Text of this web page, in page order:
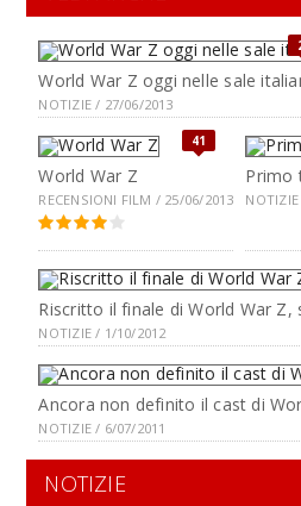
World War Z oggi nelle sale
NOTIZIE / 27/06/2013
41
World War Z
RECENSIONI FILM / 25/06/2013
Primo
Riscritto il finale di World War
NOTIZIE / 1/10/2012
Ancora non definito il cast di
NOTIZIE / 6/07/2011
NOTIZIE